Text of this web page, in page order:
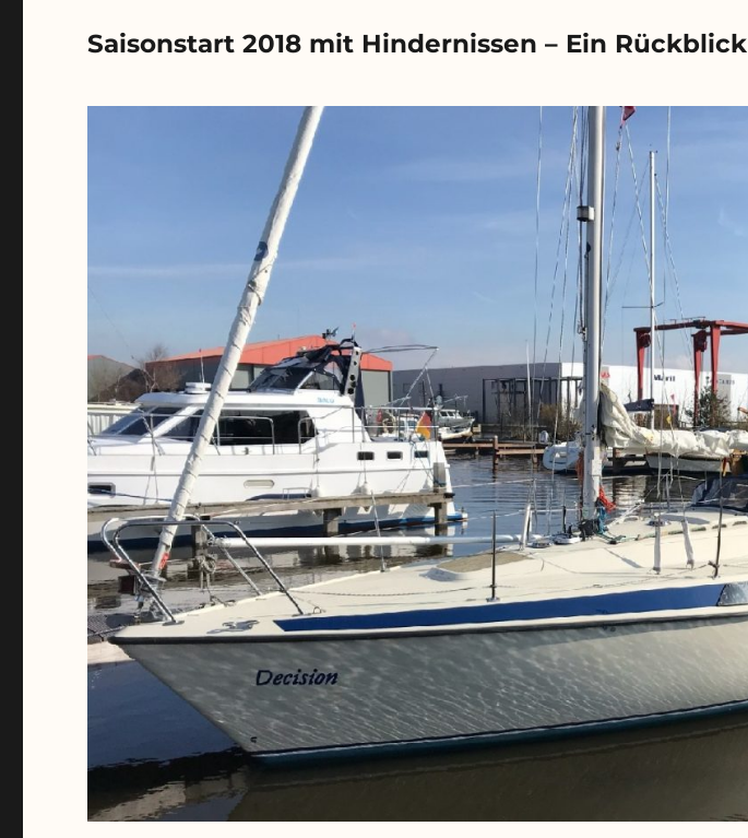
Saisonstart 2018 mit Hindernissen – Ein Rückblick